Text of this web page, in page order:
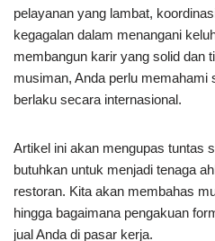
pelayanan yang lambat,
kegagalan dalam menangani
membangun karir yang solid dan
musiman, Anda perlu memahami
berlaku secara internasional.
Artikel ini akan mengupas tuntas
butuhkan untuk menjadi tenaga
restoran. Kita akan membahas
hingga bagaimana pengakuan
jual Anda di pasar kerja.